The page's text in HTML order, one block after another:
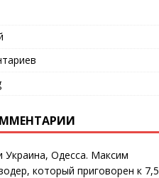
Украина, Одесса. Максим
который приговорен к 7,5